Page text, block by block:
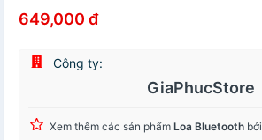
649,000 đ
Công ty:
GiaPhucStore
Xem thêm các sản phẩm Loa Bluetooth bởi